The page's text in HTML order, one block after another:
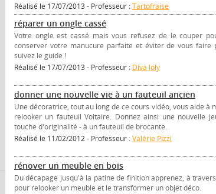
Réalisé le 17/07/2013 - Professeur :Tartofraise
réparer un ongle cassé
Votre ongle est cassé mais vous refusez de le couper
conserver votre manucure parfaite et éviter de vous faire
suivez le guide !
Réalisé le 17/07/2013 - Professeur : Diva Joly
donner une nouvelle vie à un fauteuil ancien
Une décoratrice, tout au long de ce cours vidéo, vous aide à
relooker un fauteuil Voltaire. Donnez ainsi une nouvelle
touche d'originalité - à un fauteuil de brocante.
Réalisé le 11/02/2012 - Professeur :Valérie Pizzi
rénover un meuble en bois
Du décapage jusqu'à la patine de finition apprenez, à
pour relooker un meuble et le transformer un objet déco.